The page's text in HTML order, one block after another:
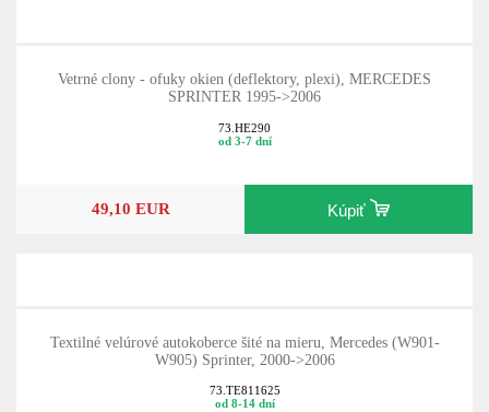
Vetrné clony - ofuky okien (deflektory, plexi), MERCEDES
SPRINTER 1995->2006
73.HE290
od 3-7 dní
49,10 EUR Kúpiť
Textilné velúrové autokoberce šité na mieru, Mercedes (W901-
W905) Sprinter, 2000->2006
73.TE811625
od 8-14 dní